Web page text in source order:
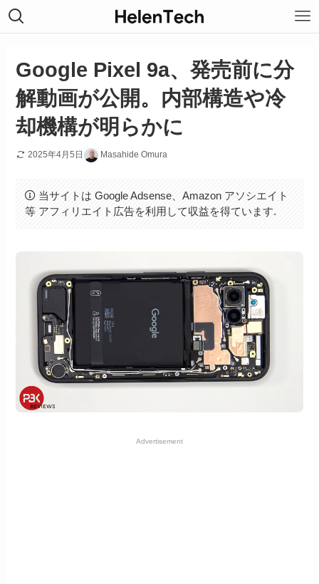
Google Pixel 9a、発売前に分
解動画が公開。内部構造や冷
却機構が明らかに
2025年4月5日 Masahide Omura
当サイトは Google Adsense、Amazon アソシエイト
等 アフィリエイト広告を利用して収益を得ています.
Advertisement